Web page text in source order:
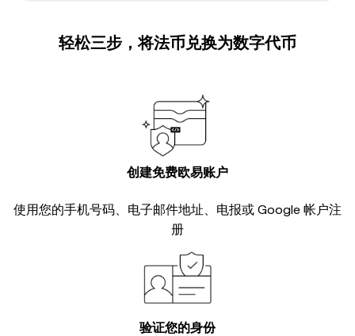
轻松三步，将法币兑换为数字代币
创建免费欧易账户
使用您的手机号码、电子邮件地址、电报或 Google 帐户注
册
验证您的身份